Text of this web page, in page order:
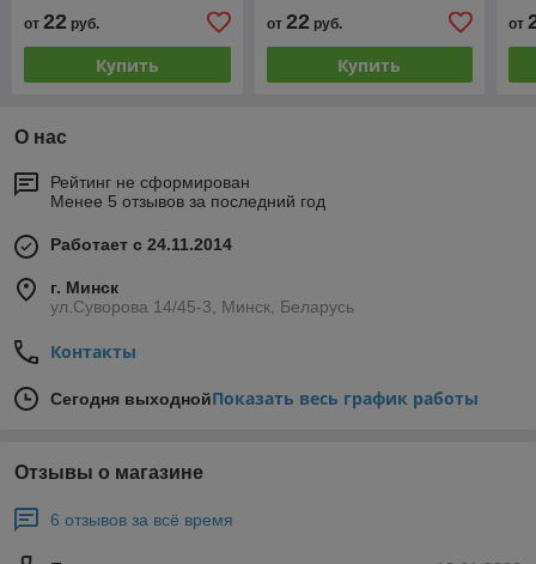
от 22 руб.
Купить
от 22руб.
Купить
от
О нас
Рейтинг не сформирован
Менее 5 отзывов за последний год
Работает с 24.11.2014
г. Минск
ул.Суворова 14/45-3, Минск, Беларусь
Контакты
Сегодня выходнойПоказать весь график работы
Отзывы о магазине
6 отзывов за всё время